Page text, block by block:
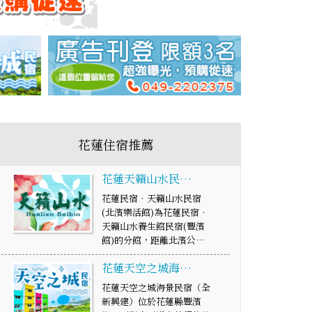
花蓮住宿推薦
花蓮天籟山水民…
花蓮民宿‧天籟山水民宿
(北濱樂活館)為花蓮民宿‧
天籟山水養生館民宿(豐濱
館)的分館，距離北濱公…
花蓮天空之城海…
花蓮天空之城海景民宿（全
新興建）位於花蓮縣豐濱